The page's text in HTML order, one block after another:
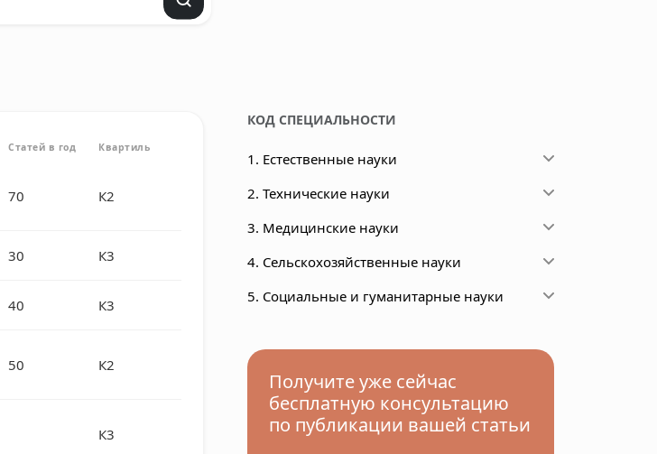
Статей в год Квартиль
70 К2
30 К3
40 К3
50 К2
К3
КОД СПЕЦИАЛЬНОСТИ
1. Естественные науки
2. Технические науки
3. Медицинские науки
4. Сельскохозяйственные науки
5. Социальные и гуманитарные науки
Получите уже сейчас
бесплатную консультацию
по публикации вашей статьи